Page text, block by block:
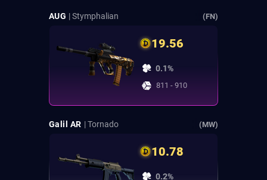
AUG | Stymphalian (FN)
19.56
0.1%
811 - 910
Galil AR | Tornado (MW)
10.78
0.2%